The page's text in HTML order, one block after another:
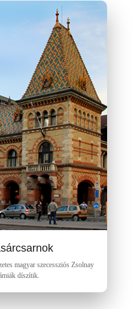
magyar szecessziós Zsolnay
díszítik.